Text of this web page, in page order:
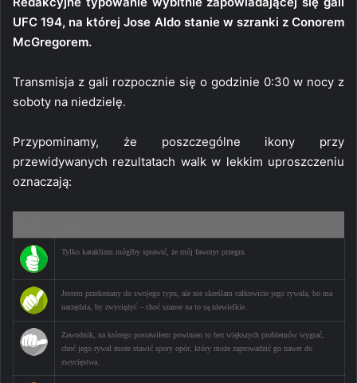
UFC 194, na której Jose Aldo stanie w szranki z Conorem
McGregorem.
Transmisja z gali rozpocznie się o godzinie 0:30 w nocy z
soboty na niedzielę.
Przypominamy, że poszczególne ikony przy
przewidywanych rezultatach walk w lekkim uproszczeniu
oznaczają:
Tylko kataklizm mógłby sprawić, że mój faworyt przegra.
Jestem przekonany do swojego typu, ale nie skreślam całkowicie jego rywala, bo ma
narzędzia, by zwyciężyć – choć szanse na to są niewielkie.
Zawodnik, na którego postawiłem powinien to bez większych problemów wygrać,
choć jego rywal może stawić spory opór, który może zaprowadzić go nawet do
zwycięstwa.